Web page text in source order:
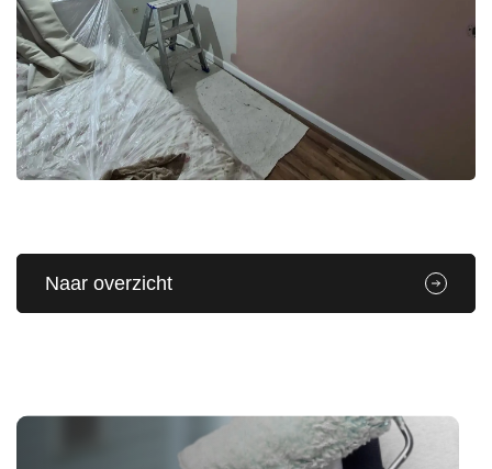
Naar overzicht